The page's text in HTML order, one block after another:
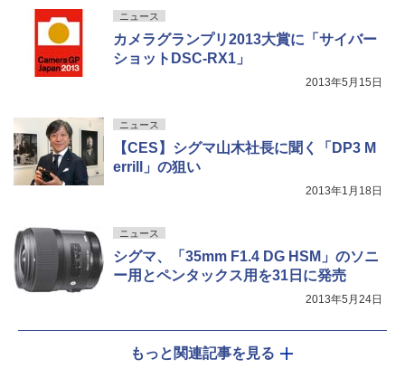
ニュース
カメラグランプリ2013大賞に「サイバー
ショットDSC-RX1」
2013年5月15日
ニュース
【CES】シグマ山木社長に聞く「DP3 M
errill」の狙い
2013年1月18日
ニュース
シグマ、「35mm F1.4 DG HSM」のソニ
ー用とペンタックス用を31日に発売
2013年5月24日
もっと関連記事を見る